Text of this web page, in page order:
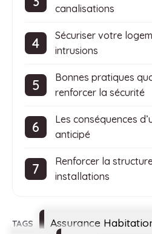
canalisations
Sécuriser votre
intrusions
Bonnes pratiques
renforcer la sécurité
Les conséquences
anticipé
Renforcer la
installations
Étiquettes
Assurance